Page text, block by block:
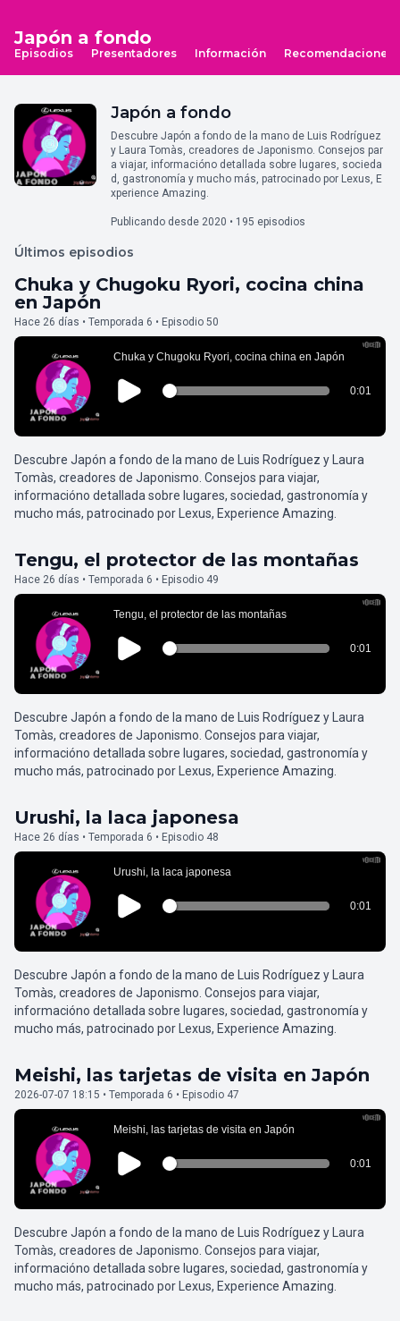
Japón a fondo
Episodios Presentadores Información Recomendaciones
Japón a fondo
Descubre Japón a fondo de la mano de Luis Rodríguez
y Laura Tomàs, creadores de Japonismo. Consejos par
a viajar, informacióno detallada sobre lugares, socieda
d, gastronomía y mucho más, patrocinado por Lexus, E
xperience Amazing.
Publicando desde 2020 • 195 episodios
Últimos episodios
Chuka y Chugoku Ryori, cocina china
en Japón
Hace 26 días • Temporada 6 • Episodio 50
Descubre Japón a fondo de la mano de Luis Rodríguez y Laura
Tomàs, creadores de Japonismo. Consejos para viajar,
informacióno detallada sobre lugares, sociedad, gastronomía y
mucho más, patrocinado por Lexus, Experience Amazing.
Tengu, el protector de las montañas
Hace 26 días • Temporada 6 • Episodio 49
Descubre Japón a fondo de la mano de Luis Rodríguez y Laura
Tomàs, creadores de Japonismo. Consejos para viajar,
informacióno detallada sobre lugares, sociedad, gastronomía y
mucho más, patrocinado por Lexus, Experience Amazing.
Urushi, la laca japonesa
Hace 26 días • Temporada 6 • Episodio 48
Descubre Japón a fondo de la mano de Luis Rodríguez y Laura
Tomàs, creadores de Japonismo. Consejos para viajar,
informacióno detallada sobre lugares, sociedad, gastronomía y
mucho más, patrocinado por Lexus, Experience Amazing.
Meishi, las tarjetas de visita en Japón
2026-07-07 18:15 • Temporada 6 • Episodio 47
Descubre Japón a fondo de la mano de Luis Rodríguez y Laura
Tomàs, creadores de Japonismo. Consejos para viajar,
informacióno detallada sobre lugares, sociedad, gastronomía y
mucho más, patrocinado por Lexus, Experience Amazing.